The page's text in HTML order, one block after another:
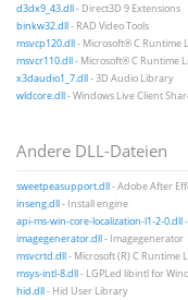
d3dx9_43.dll- Direct3D 9 Extensions
binkw32.dll- RAD Video Tools
msvcp120.dll- Microsoft® C Runtime
msvcr110.dll- Microsoft® C Runtime
x3daudio1_7.dll- 3D Audio Library
wldcore.dll- Windows Live Client
Andere DLL-Dateien
sweetpeasupport.dll- Adobe After
inseng.dll- Install engine
api-ms-win-core-localization-l1-2-0.dll
imagegenerator.dll- Imagegenerator
msvcrtd.dll- Microsoft (R) C Runtime
msys-intl-8.dll- LGPLed libintl for
hid.dll- Hid User Library